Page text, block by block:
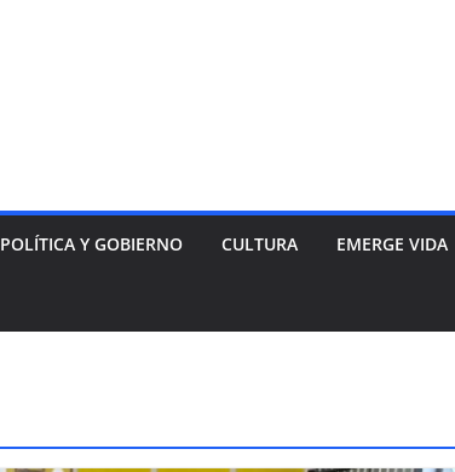
POLÍTICA Y GOBIERNO CULTURA EMERGE VIDA